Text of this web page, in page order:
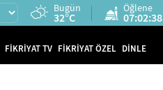
Bugün
32°C
Öğlene
07:02:37
FİKRİYAT TV FİKRİYAT ÖZEL DİNLE